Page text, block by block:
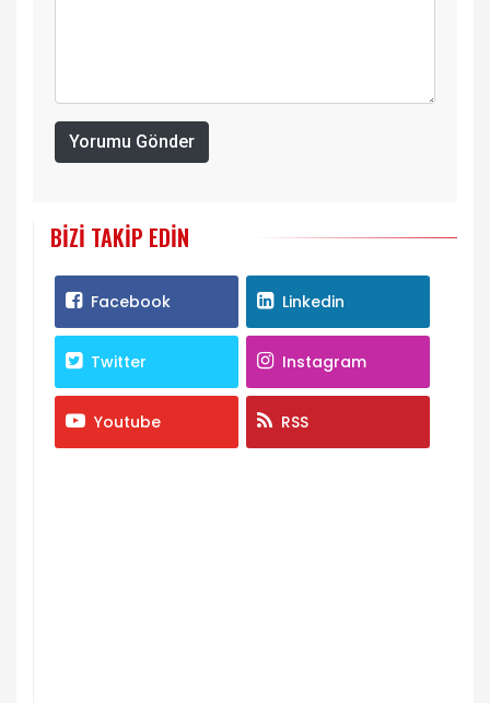
Yorumu Gönder
BIZI TAKIP EDIN
Facebook Linkedin
Twitter Instagram
Youtube RSS